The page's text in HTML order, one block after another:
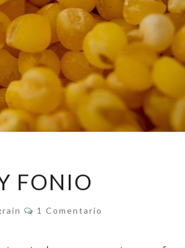
FONIO
Comentarios
1 Comentario